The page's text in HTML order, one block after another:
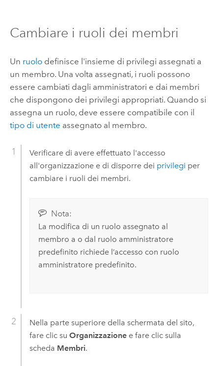
Cambiare i ruoli dei membri
Un ruolodefinisce l'insieme di privilegi assegnati a
un membro. Una volta assegnati, i ruoli possono
essere cambiati dagli amministratori e dai membri
che dispongono dei privilegi appropriati. Quando si
assegna un ruolo, deve essere compatibile con il
tipo di utente assegnato al membro.
Verificare di avere effettuato l'accesso
all'organizzazione e di disporre dei privilegi per
cambiare i ruoli dei membri.
Nota:
La modifica di un ruolo assegnato al
membro a o dal ruolo amministratore
predefinito richiede l’accesso con ruolo
amministratore predefinito.
Nella parte superiore della schermata del sito,
fare clic su Organizzazionee fare clic sulla
scheda Membri.